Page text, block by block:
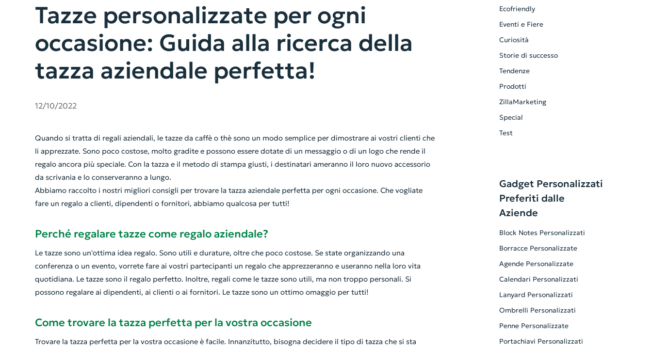
Tazze personalizzate per ogni
occasione: Guida alla ricerca della
tazza aziendale perfetta!
12/10/2022
‍Quando si tratta di regali aziendali, le tazze da caffè o thè sono un modo semplice per dimostrare ai vostri clienti che
li apprezzate. Sono poco costose, molto gradite e possono essere dotate di un messaggio o di un logo che rende il
regalo ancora più speciale. Con la tazza e il metodo di stampa giusti, i destinatari ameranno il loro nuovo accessorio
da scrivania e lo conserveranno a lungo.
Abbiamo raccolto i nostri migliori consigli per trovare la tazza aziendale perfetta per ogni occasione. Che vogliate
fare un regalo a clienti, dipendenti o fornitori, abbiamo qualcosa per tutti!
Perché regalare tazze come regalo aziendale?
Le tazze sono un'ottima idea regalo. Sono utili e durature, oltre che poco costose. Se state organizzando una
conferenza o un evento, vorrete fare ai vostri partecipanti un regalo che apprezzeranno e useranno nella loro vita
quotidiana. Le tazze sono il regalo perfetto. Inoltre, regali come le tazze sono utili, ma non troppo personali. Si
possono regalare ai dipendenti, ai clienti o ai fornitori. Le tazze sono un ottimo omaggio per tutti!
Come trovare la tazza perfetta per la vostra occasione
Trovare la tazza perfetta per la vostra occasione è facile. Innanzitutto, bisogna decidere il tipo di tazza che si sta
Ecofriendly
Eventi e Fiere
Curiosità
Storie di successo
Tendenze
Prodotti
ZillaMarketing
Special
Test
Gadget Personalizzati
Preferiti dalle
Aziende
Block Notes Personalizzati
Borracce Personalizzate
Agende Personalizzate
Calendari Personalizzati
Lanyard Personalizzati
Ombrelli Personalizzati
Penne Personalizzate
Portachiavi Personalizzati